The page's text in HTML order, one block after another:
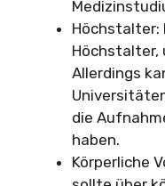
Höchstalter:
Höchstalter,
Allerdings
die
haben.
Körperliche